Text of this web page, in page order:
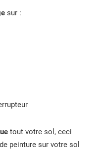
sur :
tout votre sol, ceci
peinture sur votre sol